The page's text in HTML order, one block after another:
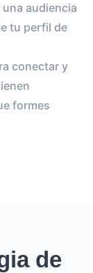
audiencia
tu perfil de
conectar y
formes
de